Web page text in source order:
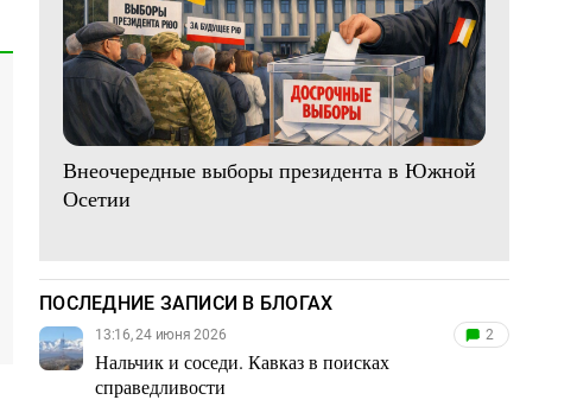
Внеочередные выборы президента в Южной
Осетии
ПОСЛЕДНИЕ ЗАПИСИ В БЛОГАХ
13:16, 24 июня 2026
Нальчик и соседи. Кавказ в поисках
справедливости
2